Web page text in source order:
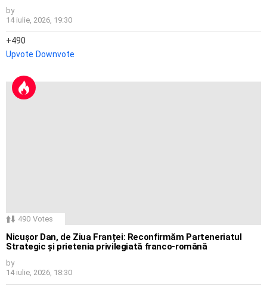
by
14 iulie, 2026, 19:30
490
Upvote Downvote
490 Votes
Nicușor Dan, de Ziua Franței: Reconfirmăm Parteneriatul
Strategic și prietenia privilegiată franco-română
by
14 iulie, 2026, 18:30